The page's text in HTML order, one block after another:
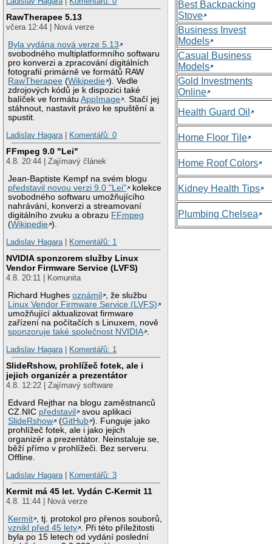
RawTherapee 5.13
včera 12:44 | Nová verze
Byla vydána nová verze 5.13
svobodného multiplatformního softwaru
pro konverzi a zpracování digitálních
fotografií primárně ve formátů RAW
RawTherapee (Wikipedie ). Vedle
zdrojových kódů je k dispozici také
balíček ve formátuAppImage
. Stačí jej
stáhnout, nastavit právo ke spuštění a
spustit.
Ladislav Hagara| Komentářů: 0
FFmpeg 9.0 "Lei"
4.8. 20:44 | Zajímavý článek
Jean-Baptiste Kempf na svém blogu
představil novou verzi 9.0 "Lei"
kolekce
svobodného softwaru umožňujícího
nahrávání, konverzi a streamovaní
digitálního zvuku a obrazu FFmpeg
(Wikipedie ).
Ladislav Hagara| Komentářů: 1
NVIDIA sponzorem služby Linux
Vendor Firmware Service (LVFS)
4.8. 20:11 | Komunita
Richard Hughesoznámil
, že službu
Linux Vendor Firmware Service (LVFS)
umožňující aktualizovat firmware
zařízení na počítačích s Linuxem, nově
sponzoruje také společnost NVIDIA
Ladislav Hagara| Komentářů: 1
SlideRshow, prohlížeč fotek, ale i
jejich organizér a prezentátor
4.8. 12:22 | Zajímavý software
Edvard Rejthar na blogu zaměstnanců
CZ.NIC představil
svou aplikaci
SlideRshow
(GitHub ). Funguje jako
prohlížeč fotek, ale i jako jejich
organizér a prezentátor. Neinstaluje se,
běží přímo v prohlížeči. Bez serveru.
Offline.
Ladislav Hagara| Komentářů: 3
Kermit má 45 let. Vydán C-Kermit 11
4.8. 11:44 | Nová verze
Kermit
, tj. protokol pro přenos souborů,
vznikl před 45 lety
. Při této příležitosti
byla po 15 letech od vydání poslední
Best Backpacking
Stove
Business Invest
Models
Casual Business
Models
Gold Investments
Online
Health Guard Oil
Home Floor Tile
Home Roof Colors
Kidney Health Tips
Plumbing Chelsea